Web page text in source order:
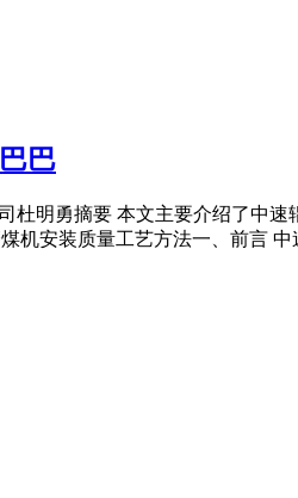
巴
明勇摘要 本文主要介绍了中
机安装质量工艺方法一、前言 中